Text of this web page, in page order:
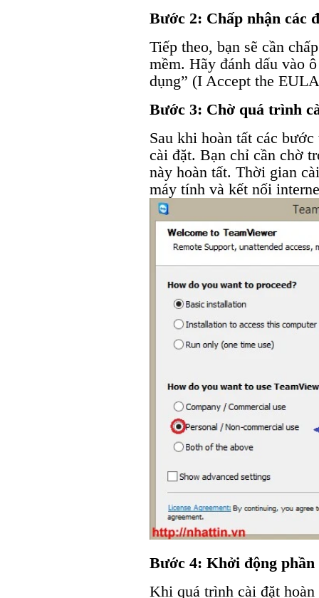
Bước 2: Chấp nhận các
Tiếp theo, bạn sẽ cần
mềm. Hãy đánh dấu vào
dụng” (I Accept the
Bước 3: Chờ quá trình
Sau khi hoàn tất các
cài đặt. Bạn chỉ cần chờ
này hoàn tất. Thời gian
máy tính và kết nối
Bước 4: Khởi động phần
Khi quá trình cài đặt